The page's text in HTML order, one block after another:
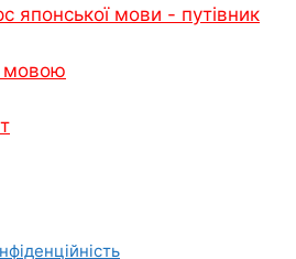
японської мови - путівник
мовою